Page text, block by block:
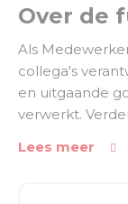
Over de
Als
collega's
en uitgaande
verwerkt.
Lees meer